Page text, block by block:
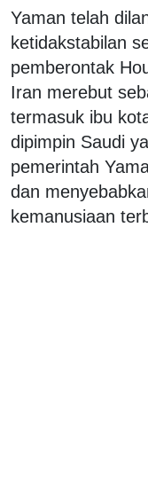
Yaman telah
ketidakstabilan
pemberontak
Iran merebut
termasuk ibu
dipimpin Saudi
pemerintah
dan
kemanusiaan